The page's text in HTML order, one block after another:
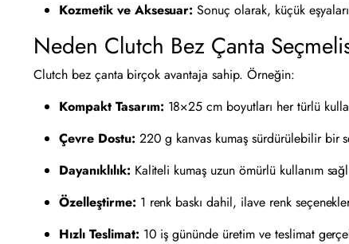
Kozmetik ve Aksesuar: Sonuç olarak, küçük
Neden Clutch Bez Çanta
Clutch bez çanta birçok avantaja sahip. Örneğin:
Kompakt Tasarım: 18×25 cm boyutları her türlü
Çevre Dostu: 220 g kanvas kumaş sürdürülebilir bir
Dayanıklılık: Kaliteli kumaş uzun ömürlü kullanım
Özelleştirme: 1 renk baskı dahil, ilave renk
Hızlı Teslimat: 10 iş gününde üretim ve teslimat